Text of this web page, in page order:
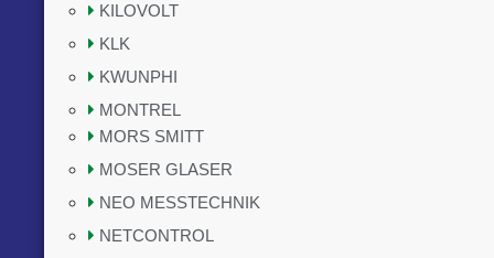
KILOVOLT
KLK
KWUNPHI
MONTREL
MORS SMITT
MOSER GLASER
NEO MESSTECHNIK
NETCONTROL